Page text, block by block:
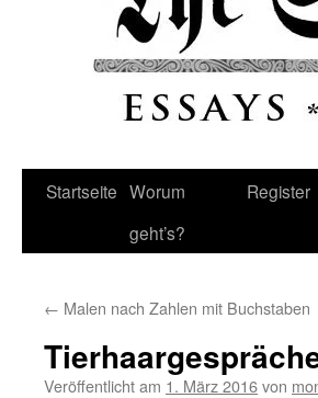
Startseite Worum
geht’s?
Register
← Malen nach Zahlen mit Buchstaben
Veröffentlicht am 1. März 2016von